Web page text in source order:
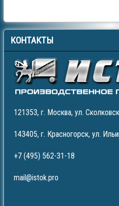
КОНТАКТЫ
121353, г. Москва, ул.
143405, г. Красногорск, ул.
+7 (495) 562-31-18
mail@istok.pro